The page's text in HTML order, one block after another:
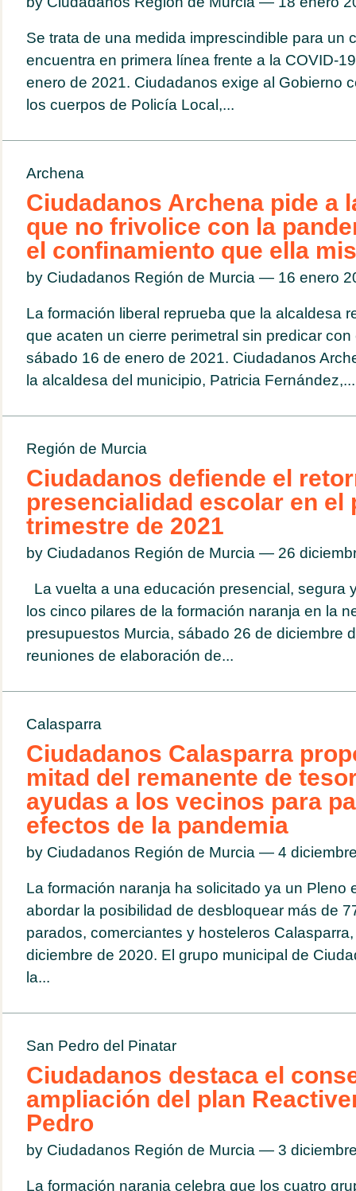
Se trata de una medida imprescindible para un
encuentra en primera línea frente a la COVID-
enero de 2021. Ciudadanos exige al Gobierno
los cuerpos de Policía Local,...
Archena
Ciudadanos Archena pide a
que no frivolice con la
el confinamiento que ella
by Ciudadanos Región de Murcia — 16 enero
La formación liberal reprueba que la alcaldesa
que acaten un cierre perimetral sin predicar
sábado 16 de enero de 2021. Ciudadanos
la alcaldesa del municipio, Patricia Fernández,...
Región de Murcia
Ciudadanos defiende el
presencialidad escolar en el
trimestre de 2021
by Ciudadanos Región de Murcia — 26
La vuelta a una educación presencial, segura
los cinco pilares de la formación naranja en la
presupuestos Murcia, sábado 26 de diciembre
reuniones de elaboración de...
Calasparra
Ciudadanos Calasparra
mitad del remanente de
ayudas a los vecinos para
efectos de la pandemia
by Ciudadanos Región de Murcia — 4
La formación naranja ha solicitado ya un Pleno
abordar la posibilidad de desbloquear más de
parados, comerciantes y hosteleros
diciembre de 2020. El grupo municipal de
la...
San Pedro del Pinatar
Ciudadanos destaca el
ampliación del plan
Pedro
by Ciudadanos Región de Murcia — 3
La formación naranja celebra que los cuatro